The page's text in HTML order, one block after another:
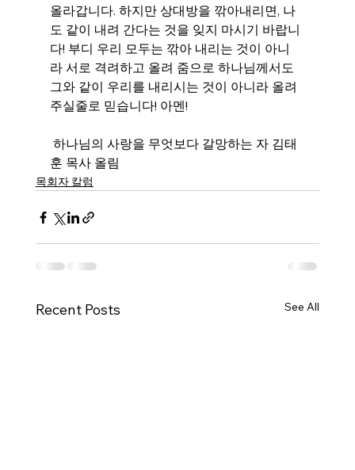
올라갑니다. 하지만 상대방을 깎아내리면, 나
도 같이 내려 간다는 것을 잊지 마시기 바랍니
다! 부디 우리 모두는 깎아 내리는 것이 아니
라 서로 격려하고 올려 줌으로 하나님께서도
그와 같이 우리를 내리시는 것이 아니라 올려
주실줄로 믿습니다! 아멘!
하나님의 사랑을 무엇보다 갈망하는 자 김태
훈 목사 올림
목회자 칼럼
Recent Posts See All